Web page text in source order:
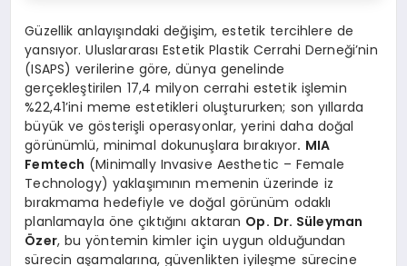
Güzellik anlayışındaki değişim, estetik tercihlere de
yansıyor. Uluslararası Estetik Plastik Cerrahi Derneği’nin
(ISAPS) verilerine göre, dünya genelinde
gerçekleştirilen 17,4 milyon cerrahi estetik işlemin
%22,41’ini meme estetikleri oluştururken; son yıllarda
büyük ve gösterişli operasyonlar, yerini daha doğal
görünümlü, minimal dokunuşlara bırakıyor. MIA
Femtech (Minimally Invasive Aesthetic – Female
Technology) yaklaşımının memenin üzerinde iz
bırakmama hedefiyle ve doğal görünüm odaklı
planlamayla öne çıktığını aktaran Op. Dr. Süleyman
Özer, bu yöntemin kimler için uygun olduğundan
sürecin aşamalarına, güvenlikten iyileşme sürecine